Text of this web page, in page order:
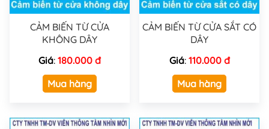
CẢM BIẾN TỪ CỬA
KHÔNG DÂY
Giá: 180.000 đ
Mua hàng
CẢM BIẾN TỪ CỬA SẮT CÓ
DÂY
Giá: 110.000 đ
Mua hàng